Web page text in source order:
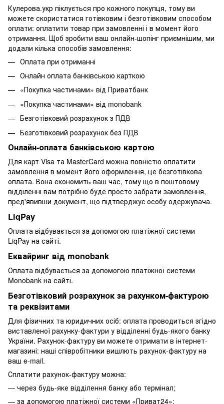
Кулерова.укр піклується про кожного покупця, тому ви
можете скористатися готівковим і безготівковим способом
оплати: оплатити товар при замовленні і в момент його
отримання. Щоб зробити ваш онлайн-шопінг приємнішим, ми
додали кілька способів замовлення:
Оплата при отриманні
Онлайн оплата банківською карткою
«Покупка частинами» від Приватбанк
«Покупка частинами» від monobank
Безготівковий розрахунок з ПДВ
Безготівковий розрахунок без ПДВ
Онлайн-оплата банківською картою
Для карт Visa та MasterCard можна повністю оплатити
замовлення в момент його оформлення, це безготівкова
оплата. Вона економить ваш час, тому що в поштовому
відділенні вам потрібно буде просто забрати замовлення,
пред'явивши документ, що підтверджує особу одержувача.
LiqPay
Оплата відбувається за допомогою платіжної системи
LiqPay на сайті.
Еквайринг від monobank
Оплата відбувається за допомогою платіжної системи
Monobank на сайті.
Безготівковий розрахунок за рахунком-фактурою
та реквізитами
Для фізичних та юридичних осіб: оплата проводиться згідно
виставленої рахунку-фактури у відділенні будь-якого банку
України. Рахунок-фактуру ви можете отримати в інтернет-
магазині: наші співробітники вишлють рахунок-фактуру на
ваш e-mail.
Сплатити рахунок-фактуру можна:
— через будь-яке відділення банку або термінал;
— за допомогою платіжної системи «Приват24»;